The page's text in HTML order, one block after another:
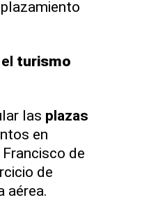
turismo
las plazas
en
de
de
aérea.